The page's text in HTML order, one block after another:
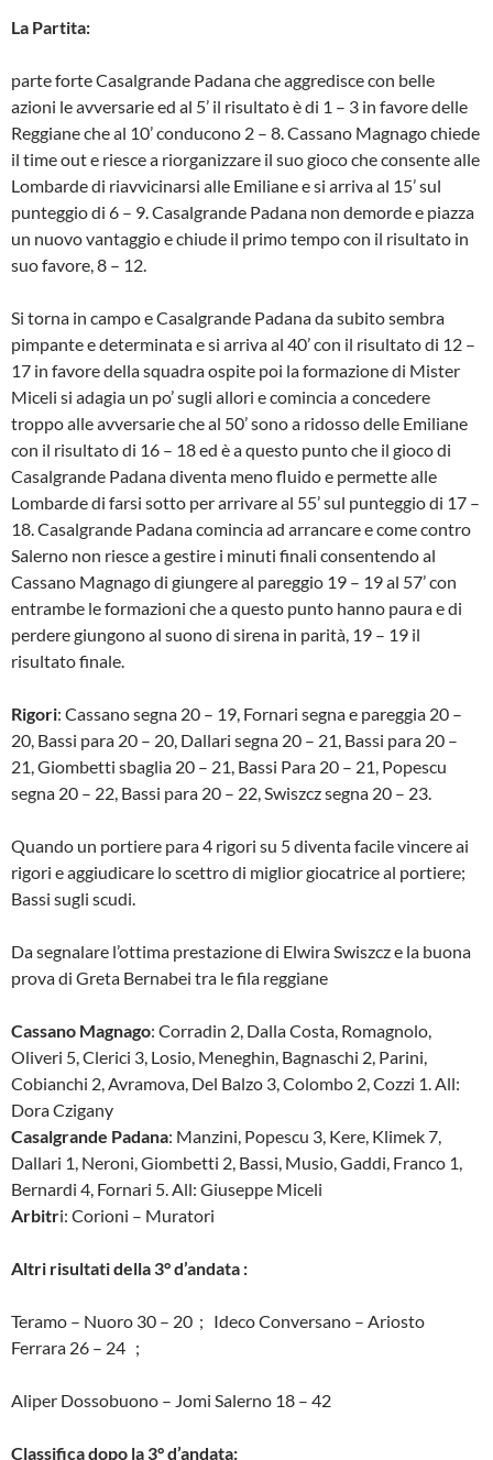
La Partita:
parte forte Casalgrande Padana che aggredisce con belle
azioni le avversarie ed al 5’ il risultato è di 1 – 3 in favore delle
Reggiane che al 10’ conducono 2 – 8. Cassano Magnago chiede
il time out e riesce a riorganizzare il suo gioco che consente alle
Lombarde di riavvicinarsi alle Emiliane e si arriva al 15’ sul
punteggio di 6 – 9. Casalgrande Padana non demorde e piazza
un nuovo vantaggio e chiude il primo tempo con il risultato in
suo favore, 8 – 12.
Si torna in campo e Casalgrande Padana da subito sembra
pimpante e determinata e si arriva al 40’ con il risultato di 12 –
17 in favore della squadra ospite poi la formazione di Mister
Miceli si adagia un po’ sugli allori e comincia a concedere
troppo alle avversarie che al 50’ sono a ridosso delle Emiliane
con il risultato di 16 – 18 ed è a questo punto che il gioco di
Casalgrande Padana diventa meno fluido e permette alle
Lombarde di farsi sotto per arrivare al 55’ sul punteggio di 17 –
18. Casalgrande Padana comincia ad arrancare e come contro
Salerno non riesce a gestire i minuti finali consentendo al
Cassano Magnago di giungere al pareggio 19 – 19 al 57’ con
entrambe le formazioni che a questo punto hanno paura e di
perdere giungono al suono di sirena in parità, 19 – 19 il
risultato finale.
Rigori: Cassano segna 20 – 19, Fornari segna e pareggia 20 –
20, Bassi para 20 – 20, Dallari segna 20 – 21, Bassi para 20 –
21, Giombetti sbaglia 20 – 21, Bassi Para 20 – 21, Popescu
segna 20 – 22, Bassi para 20 – 22, Swiszcz segna 20 – 23.
Quando un portiere para 4 rigori su 5 diventa facile vincere ai
rigori e aggiudicare lo scettro di miglior giocatrice al portiere;
Bassi sugli scudi.
Da segnalare l’ottima prestazione di Elwira Swiszcz e la buona
prova di Greta Bernabei tra le fila reggiane
Cassano Magnago: Corradin 2, Dalla Costa, Romagnolo,
Oliveri 5, Clerici 3, Losio, Meneghin, Bagnaschi 2, Parini,
Cobianchi 2, Avramova, Del Balzo 3, Colombo 2, Cozzi 1. All:
Dora Czigany
Casalgrande Padana: Manzini, Popescu 3, Kere, Klimek 7,
Dallari 1, Neroni, Giombetti 2, Bassi, Musio, Gaddi, Franco 1,
Bernardi 4, Fornari 5. All: Giuseppe Miceli
Arbitri: Corioni – Muratori
Altri risultati della 3° d’andata :
Teramo – Nuoro 30 – 20 ; Ideco Conversano – Ariosto
Ferrara 26 – 24 ;
Aliper Dossobuono – Jomi Salerno 18 – 42
Classifica dopo la 3° d’andata: